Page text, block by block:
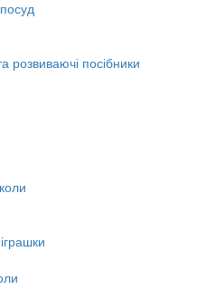
розвиваючі посібники